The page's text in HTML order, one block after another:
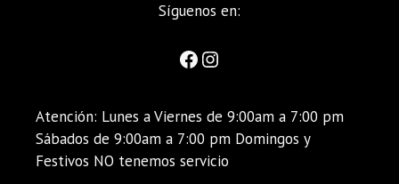
Síguenos en:
Atención: Lunes a Viernes de 9:00am a 7:00 pm
Sábados de 9:00am a 7:00 pm Domingos y
Festivos NO tenemos servicio